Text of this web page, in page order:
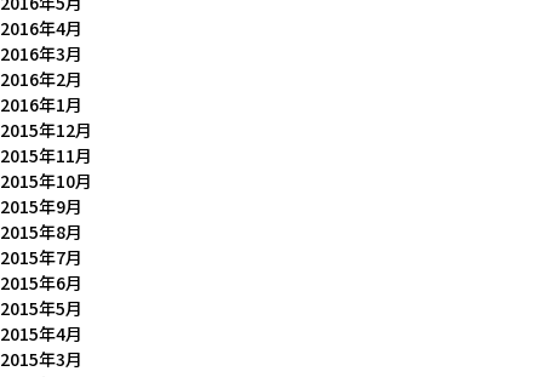
2016年4月
2016年3月
2016年2月
2016年1月
2015年12月
2015年11月
2015年10月
2015年9月
2015年8月
2015年7月
2015年6月
2015年5月
2015年4月
2015年3月